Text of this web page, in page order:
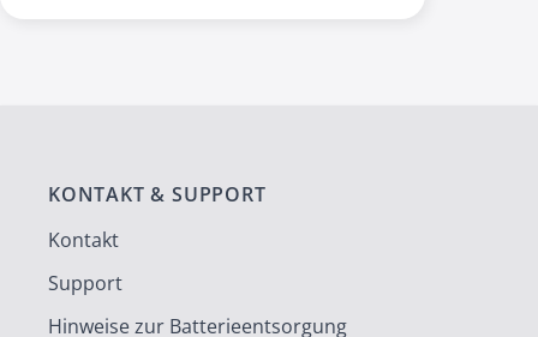
KONTAKT & SUPPORT
Kontakt
Support
Hinweise zur Batterieentsorgung